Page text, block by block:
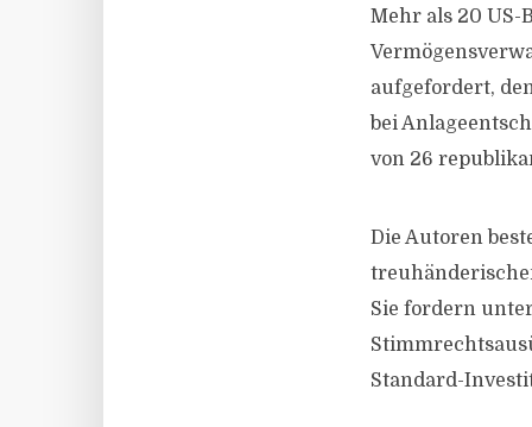
Mehr als 20 US-
aufgefordert,
bei
von 26
Die Autoren
Sie fordern
Standard-